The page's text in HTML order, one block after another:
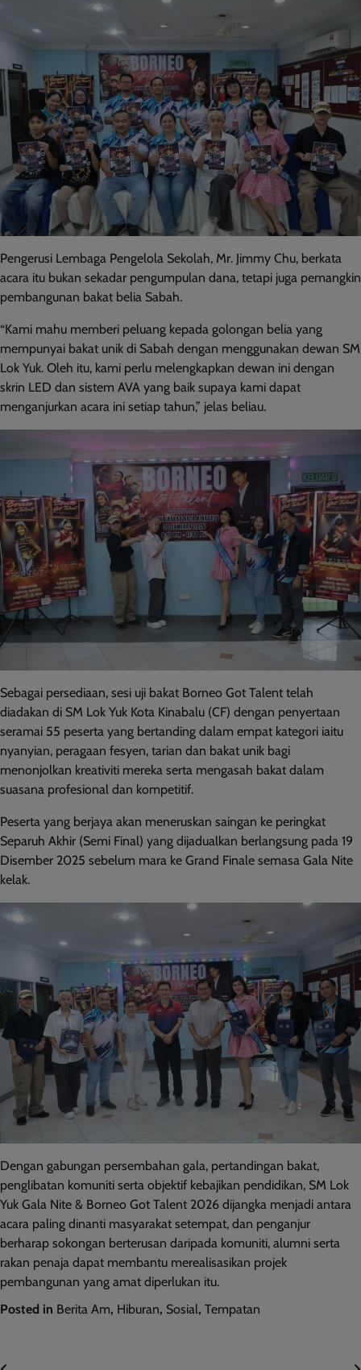
Pengerusi Lembaga Pengelola Sekolah, Mr. Jimmy Chu, berkata
acara itu bukan sekadar pengumpulan dana, tetapi juga pemangkin
pembangunan bakat belia Sabah.
“Kami mahu memberi peluang kepada golongan belia yang
mempunyai bakat unik di Sabah dengan menggunakan dewan SM
Lok Yuk. Oleh itu, kami perlu melengkapkan dewan ini dengan
skrin LED dan sistem AVA yang baik supaya kami dapat
menganjurkan acara ini setiap tahun,” jelas beliau.
Sebagai persediaan, sesi uji bakat Borneo Got Talent telah
diadakan di SM Lok Yuk Kota Kinabalu (CF) dengan penyertaan
seramai 55 peserta yang bertanding dalam empat kategori iaitu
nyanyian, peragaan fesyen, tarian dan bakat unik bagi
menonjolkan kreativiti mereka serta mengasah bakat dalam
suasana profesional dan kompetitif.
Peserta yang berjaya akan meneruskan saingan ke peringkat
Separuh Akhir (Semi Final) yang dijadualkan berlangsung pada 19
Disember 2025 sebelum mara ke Grand Finale semasa Gala Nite
kelak.
Dengan gabungan persembahan gala, pertandingan bakat,
penglibatan komuniti serta objektif kebajikan pendidikan, SM Lok
Yuk Gala Nite & Borneo Got Talent 2026 dijangka menjadi antara
acara paling dinanti masyarakat setempat, dan penganjur
berharap sokongan berterusan daripada komuniti, alumni serta
rakan penaja dapat membantu merealisasikan projek
pembangunan yang amat diperlukan itu.
Posted in Berita Am, Hiburan, Sosial, Tempatan